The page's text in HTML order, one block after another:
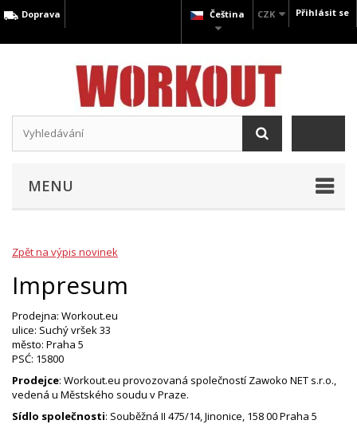
Přihlásit se
CZK
Čeština
Doprava
MENU
Zpět na výpis novinek
Impresum
Prodejna: Workout.eu
ulice: Suchý vršek 33
město: Praha 5
PSĆ: 15800
Prodejce: Workout.eu provozovaná společností Zawoko NET s.r.o.,
vedená u Městského soudu v Praze.
Sídlo společnosti: Souběžná II 475/14, Jinonice, 158 00 Praha 5